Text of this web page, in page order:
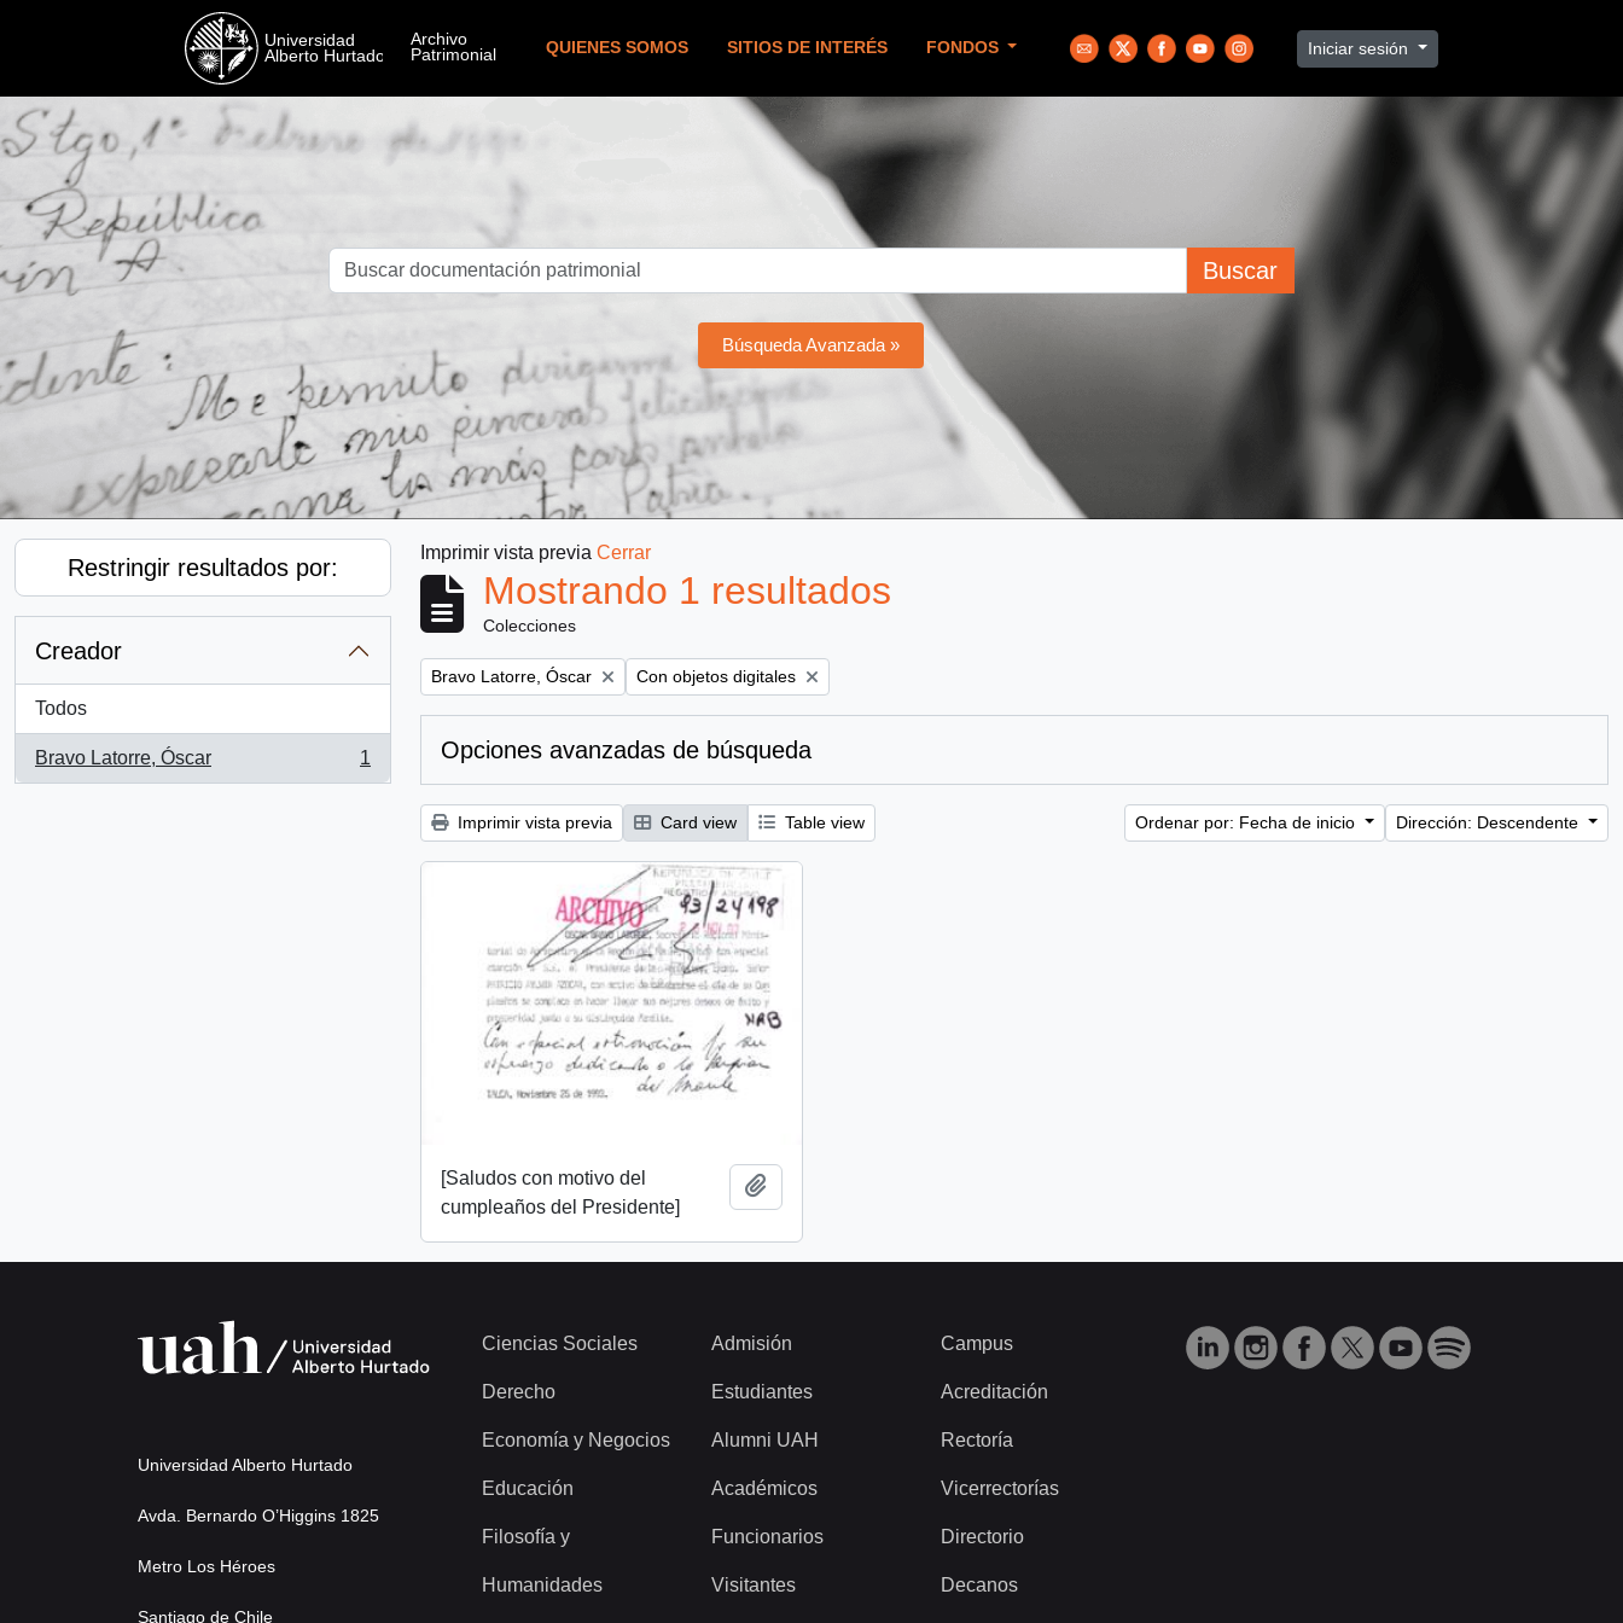
QUIENES SOMOS SITIOS DE INTERÉS FONDOS Iniciar sesión
Buscar
Búsqueda Avanzada »
Restringir resultados por:
Creador
Todos
Bravo Latorre, Óscar
, 1 resultados
1
Imprimir vista previa Cerrar
Mostrando 1 resultados
Colecciones
Remove filter:
Bravo Latorre, Óscar Remove filter:
Con objetos digitales
Opciones avanzadas de búsqueda
Imprimir vista previa Card view Table view Ordenar por: Fecha de inicio Dirección: Descendente
[Saludos con motivo del
cumpleaños del Presidente]
Universidad Alberto Hurtado
Avda. Bernardo O’Higgins 1825
Metro Los Héroes
Santiago de Chile
Ciencias Sociales
Derecho
Economía y Negocios
Educación
Filosofía y
Humanidades
Admisión
Estudiantes
Alumni UAH
Académicos
Funcionarios
Visitantes
Campus
Acreditación
Rectoría
Vicerrectorías
Directorio
Decanos